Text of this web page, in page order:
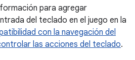
para agregar
del teclado en el juego en la
con la navegación del
las acciones del teclado.